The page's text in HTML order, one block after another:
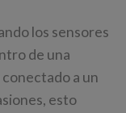
los sensores
de una
a un
esto